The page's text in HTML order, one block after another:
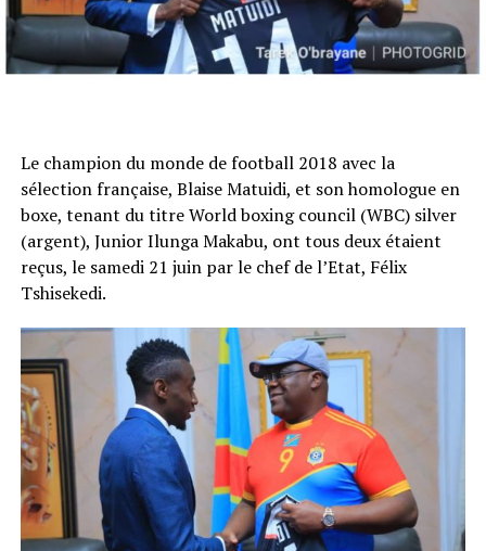
Le champion du monde de football 2018 avec la
sélection française, Blaise Matuidi, et son homologue en
boxe, tenant du titre World boxing council (WBC) silver
(argent), Junior Ilunga Makabu, ont tous deux étaient
reçus, le samedi 21 juin par le chef de l’Etat, Félix
Tshisekedi.